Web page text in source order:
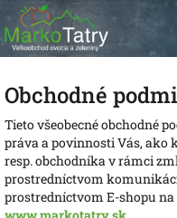
Prejsť
na
obsah
Obchodné
Tieto všeobecné obchodné
práva a povinnosti Vás, ako
resp. obchodníka v rámci
prostredníctvom
prostredníctvom E-shopu